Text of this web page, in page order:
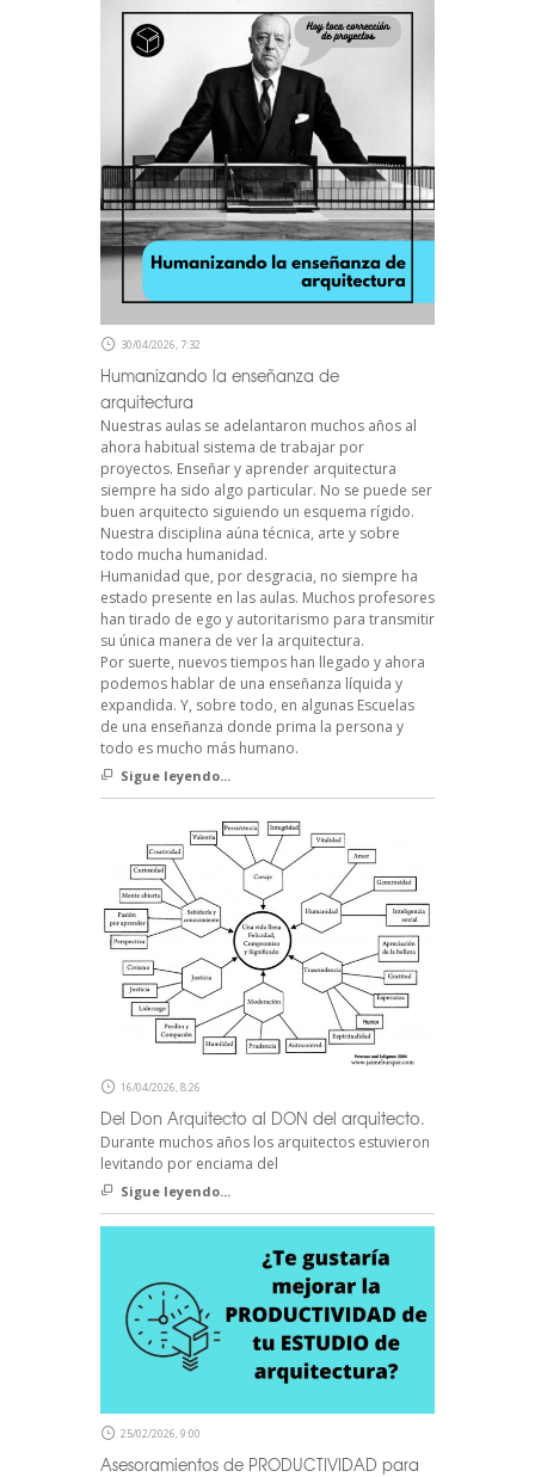
30/04/2026, 7:32
Humanizando la enseñanza de
arquitectura
Nuestras aulas se adelantaron muchos años al
ahora habitual sistema de trabajar por
proyectos. Enseñar y aprender arquitectura
siempre ha sido algo particular. No se puede ser
buen arquitecto siguiendo un esquema rígido.
Nuestra disciplina aúna técnica, arte y sobre
todo mucha humanidad.
Humanidad que, por desgracia, no siempre ha
estado presente en las aulas. Muchos profesores
han tirado de ego y autoritarismo para transmitir
su única manera de ver la arquitectura.
Por suerte, nuevos tiempos han llegado y ahora
podemos hablar de una enseñanza líquida y
expandida. Y, sobre todo, en algunas Escuelas
de una enseñanza donde prima la persona y
todo es mucho más humano.
Sigue leyendo...
16/04/2026, 8:26
Del Don Arquitecto al DON del arquitecto.
Durante muchos años los arquitectos estuvieron
levitando por enciama del
Sigue leyendo...
25/02/2026, 9:00
Asesoramientos de PRODUCTIVIDAD para